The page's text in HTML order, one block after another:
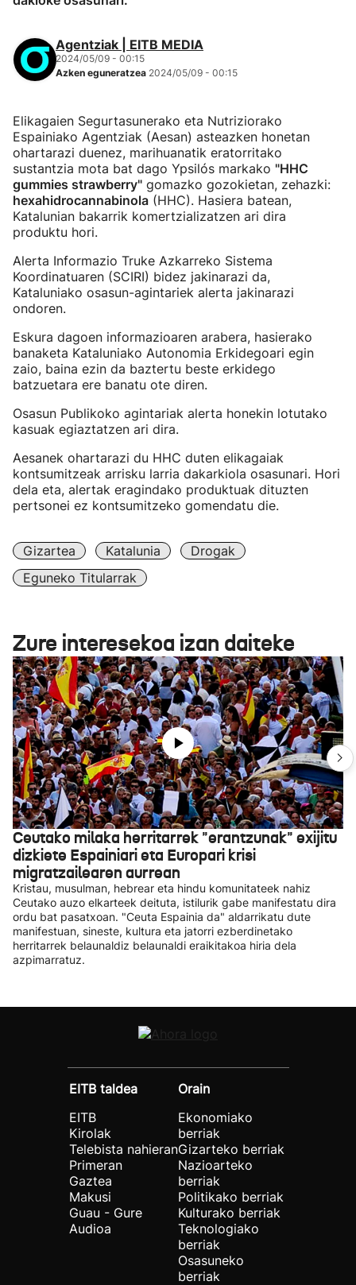
Agentziak | EITB MEDIA
2024/05/09 - 00:15
Azken eguneratzea 2024/05/09 - 00:15
Elikagaien Segurtasunerako eta Nutriziorako
Espainiako Agentziak (Aesan) asteazken honetan
ohartarazi duenez, marihuanatik eratorritako
sustantzia mota bat dago Ypsilós markako "HHC
gummies strawberry" gomazko gozokietan, zehazki:
hexahidrocannabinola (HHC). Hasiera batean,
Katalunian bakarrik komertzializatzen ari dira
produktu hori.
Alerta Informazio Truke Azkarreko Sistema
Koordinatuaren (SCIRI) bidez jakinarazi da,
Kataluniako osasun-agintariek alerta jakinarazi
ondoren.
Eskura dagoen informazioaren arabera, hasierako
banaketa Kataluniako Autonomia Erkidegoari egin
zaio, baina ezin da baztertu beste erkidego
batzuetara ere banatu ote diren.
Osasun Publikoko agintariak alerta honekin lotutako
kasuak egiaztatzen ari dira.
Aesanek ohartarazi du HHC duten elikagaiak
kontsumitzeak arrisku larria dakarkiola osasunari. Hori
dela eta, alertak eragindako produktuak dituzten
pertsonei ez kontsumitzeko gomendatu die.
Gizartea Katalunia
Drogak
Eguneko Titularrak
Zure interesekoa izan daiteke
Ceutako milaka herritarrek "erantzunak" exijitu
dizkiete Espainiari eta Europari krisi
migratzailearen aurrean
Kristau, musulman, hebrear eta hindu komunitateek nahiz
Ceutako auzo elkarteek deituta, istilurik gabe manifestatu dira
ordu bat pasatxoan. "Ceuta Espainia da" aldarrikatu dute
manifestuan, sineste, kultura eta jatorri ezberdinetako
herritarrek belaunaldiz belaunaldi eraikitakoa hiria dela
azpimarratuz.
EITB taldea
EITB
Kirolak
Telebista nahieran
Primeran
Gaztea
Makusi
Guau - Gure
Audioa
Orain
Ekonomiako
berriak
Gizarteko berriak
Nazioarteko
berriak
Politikako berriak
Kulturako berriak
Teknologiako
berriak
Osasuneko
berriak